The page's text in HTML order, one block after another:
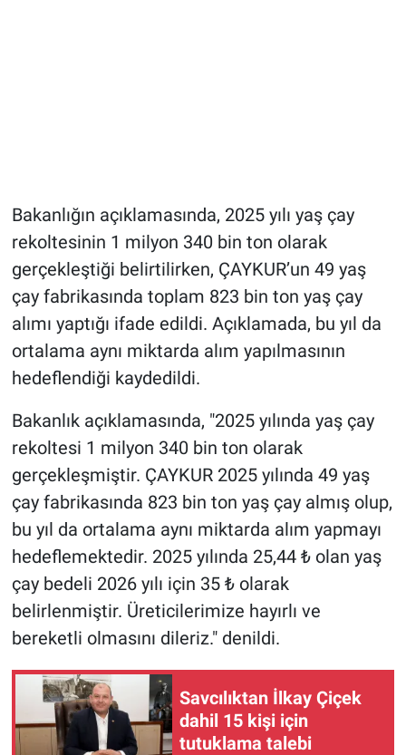
Bakanlığın açıklamasında, 2025 yılı yaş çay
rekoltesinin 1 milyon 340 bin ton olarak
gerçekleştiği belirtilirken, ÇAYKUR’un 49 yaş
çay fabrikasında toplam 823 bin ton yaş çay
alımı yaptığı ifade edildi. Açıklamada, bu yıl da
ortalama aynı miktarda alım yapılmasının
hedeflendiği kaydedildi.
Bakanlık açıklamasında, "2025 yılında yaş çay
rekoltesi 1 milyon 340 bin ton olarak
gerçekleşmiştir. ÇAYKUR 2025 yılında 49 yaş
çay fabrikasında 823 bin ton yaş çay almış olup,
bu yıl da ortalama aynı miktarda alım yapmayı
hedeflemektedir. 2025 yılında 25,44 ₺ olan yaş
çay bedeli 2026 yılı için 35 ₺ olarak
belirlenmiştir. Üreticilerimize hayırlı ve
bereketli olmasını dileriz." denildi.
Savcılıktan İlkay Çiçek
dahil 15 kişi için
tutuklama talebi